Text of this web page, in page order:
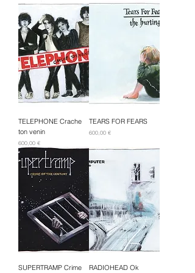
TELEPHONE Crache
ton venin
Prix
600,00 €
TEARS FOR FEARS
Prix
600,00 €
SUPERTRAMP Crime
RADIOHEAD Ok